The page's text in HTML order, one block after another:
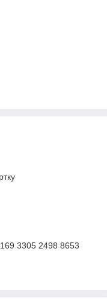
3305 2498 8653